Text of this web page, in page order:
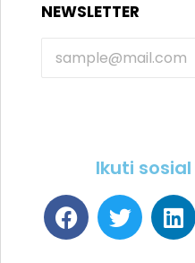
NEWSLETTER
Ikuti